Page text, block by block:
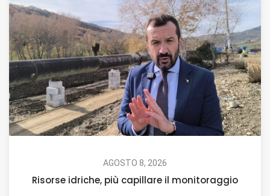
AGOSTO 8, 2026
Risorse idriche, più capillare il monitoraggio